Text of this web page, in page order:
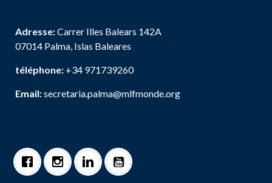
Adresse:Carrer Illes Balears 142A
07014 Palma, Islas Baleares
téléphone: +34 971739260
Email:secretaria.palma@mlfmonde.org